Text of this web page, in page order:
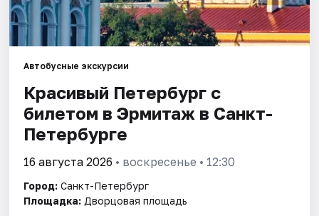
Автобусные экскурсии
Красивый Петербург с
билетом в Эрмитаж в Санкт-
Петербурге
16 августа 2026 • воскресенье • 12:30
Город: Санкт-Петербург
Площадка: Дворцовая площадь